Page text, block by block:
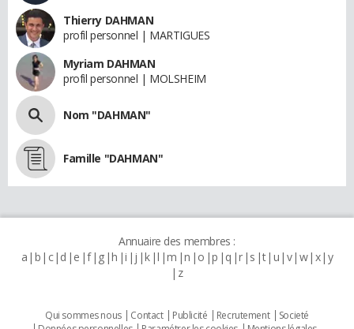
Thierry DAHMAN
profil personnel | MARTIGUES
Myriam DAHMAN
profil personnel | MOLSHEIM
Nom "DAHMAN"
Famille "DAHMAN"
Annuaire des membres :
a b c d e f g h i j k l m n o p q r s t u v w x y
z
Qui sommes nous Contact Publicité Recrutement
Societé